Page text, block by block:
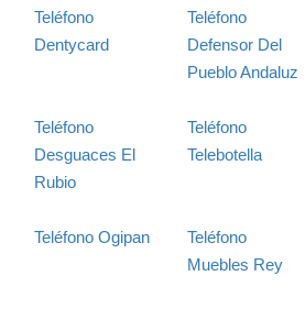
Teléfono
Dentycard
Teléfono
Defensor Del
Pueblo Andaluz
Teléfono
Desguaces El
Rubio
Teléfono
Telebotella
Teléfono Ogipan
Teléfono
Muebles Rey